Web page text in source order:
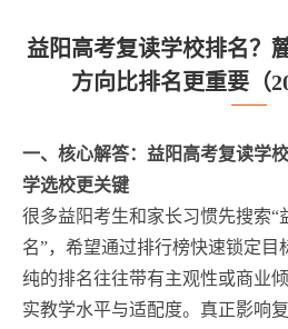
益阳高考复读学校排名？
方向比排名更重要（
一、核心解答：益阳高考复读学
学选校更关键
很多益阳考生和家长习惯先搜索“
名”，希望通过排行榜快速锁定
纯的排名往往带有主观性或商业
实教学水平与适配度。真正影响